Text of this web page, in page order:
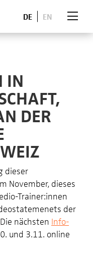
DE EN
IN
DER
dieser
November, dieses
Trainer:innen
der
Die nächsten Info-
und 3.11. online